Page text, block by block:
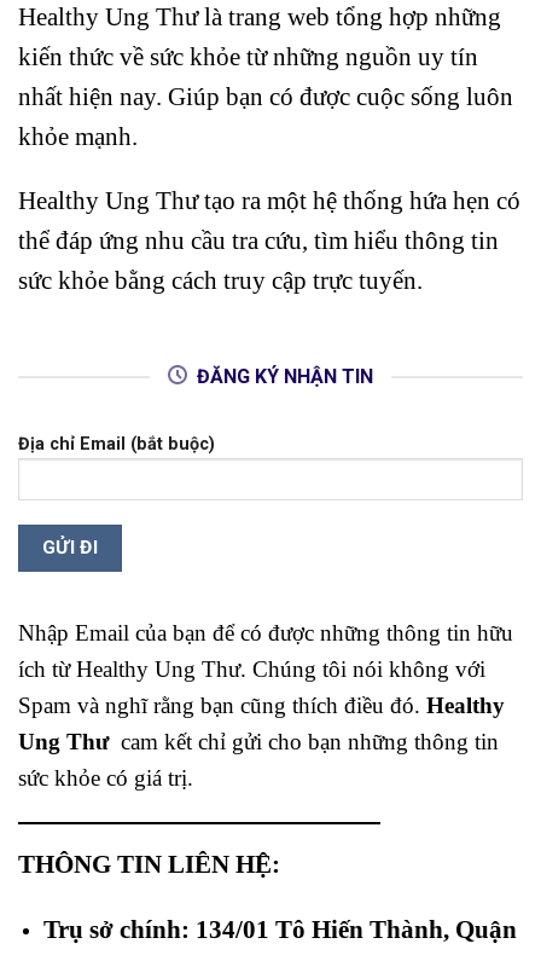
Healthy Ung Thư là trang web tổng hợp những
kiến thức về sức khỏe từ những nguồn uy tín
nhất hiện nay. Giúp bạn có được cuộc sống luôn
khỏe mạnh.
Healthy Ung Thư tạo ra một hệ thống hứa hẹn có
thể đáp ứng nhu cầu tra cứu, tìm hiểu thông tin
sức khỏe bằng cách truy cập trực tuyến.
ĐĂNG KÝ NHẬN TIN
Địa chỉ Email (bắt buộc)
Nhập Email của bạn để có được những thông tin hữu
ích từ Healthy Ung Thư. Chúng tôi nói không với
Spam và nghĩ rằng bạn cũng thích điều đó. Healthy
Ung Thư cam kết chỉ gửi cho bạn những thông tin
sức khỏe có giá trị.
THÔNG TIN LIÊN HỆ:
Trụ sở chính: 134/01 Tô Hiến Thành, Quận